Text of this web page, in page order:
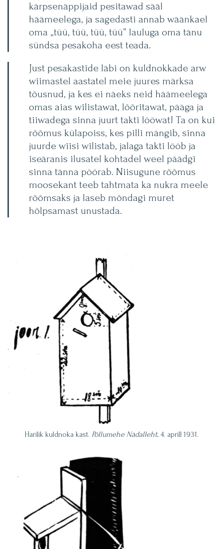
kärpsenäppijaid pesitawad sääl
häämeelega, ja sagedasti annab wäänkael
oma „tüü, tüü, tüü, tüü” lauluga oma tänu
sündsa pesakoha eest teada.
Just pesakastide läbi on kuldnokkade arw
wiimastel aastatel meie juures märksa
tõusnud, ja kes ei näeks neid häämeelega
omas aias wilistawat, lõõritawat, pääga ja
tiiwadega sinna juurt takti lööwat! Ta on kui
rõõmus külapoiss, kes pilli mängib, sinna
juurde wiisi wilistab, jalaga takti lööb ja
iseäranis ilusatel kohtadel weel päädgi
sinna tänna pöörab. Niisugune rõõmus
moosekant teeb tahtmata ka nukra meele
rõõmsaks ja laseb mõndagi muret
hõlpsamast unustada.
Harilik kuldnoka kast. Põllumehe Nädalleht, 4. aprill 1931.